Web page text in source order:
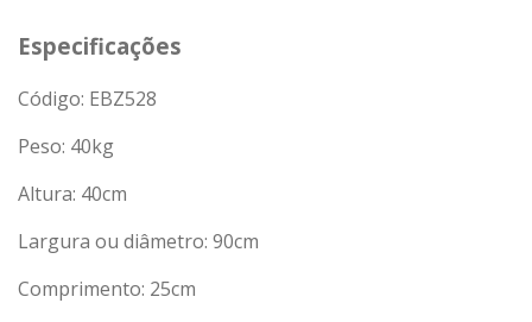
Especificações
Código: EBZ528
Peso: 40kg
Altura: 40cm
Largura ou diâmetro: 90cm
Comprimento: 25cm